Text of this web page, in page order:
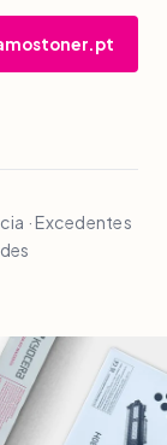
· Excedentes